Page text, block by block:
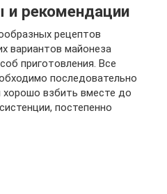
и рекомендации
рецептов
вариантов майонеза
приготовления. Все
последовательно
хорошо взбить вместе до
постепенно